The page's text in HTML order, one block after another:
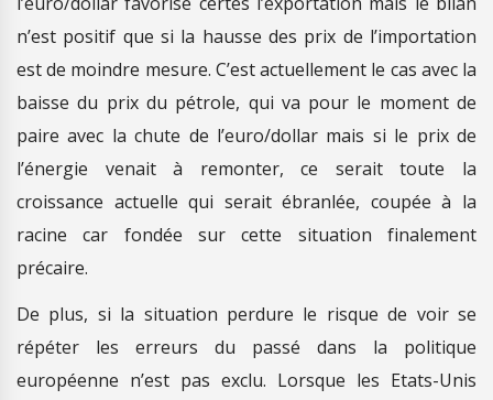
n’est positif que si la hausse des prix de l’importation
est de moindre mesure. C’est actuellement le cas avec la
baisse du prix du pétrole, qui va pour le moment de
paire avec la chute de l’euro/dollar mais si le prix de
l’énergie venait à remonter, ce serait toute la
croissance actuelle qui serait ébranlée, coupée à la
racine car fondée sur cette situation finalement
précaire.
De plus, si la situation perdure le risque de voir se
répéter les erreurs du passé dans la politique
européenne n’est pas exclu. Lorsque les Etats-Unis